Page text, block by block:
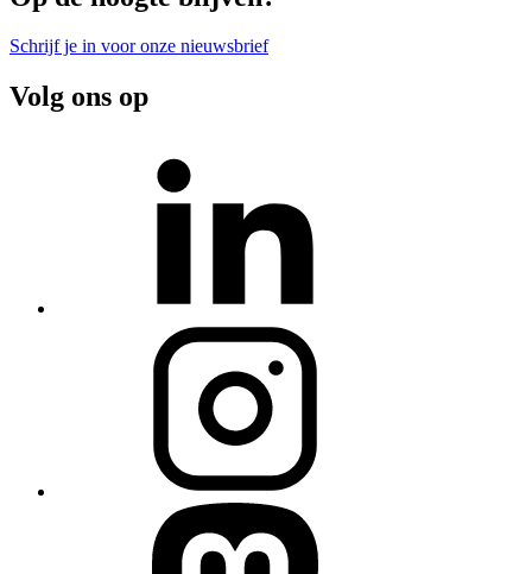
Schrijf je in voor onze nieuwsbrief
Volg ons op